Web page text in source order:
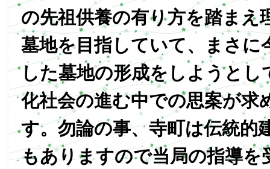
の先祖供養の有り方を踏まえ
墓地を目指していて、まさに
した墓地の形成をしようとし
化社会の進む中での思案が求
す。勿論の事、寺町は伝統的
もありますので当局の指導を